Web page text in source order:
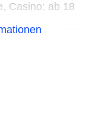
Casino: ab 18
Hotel
3